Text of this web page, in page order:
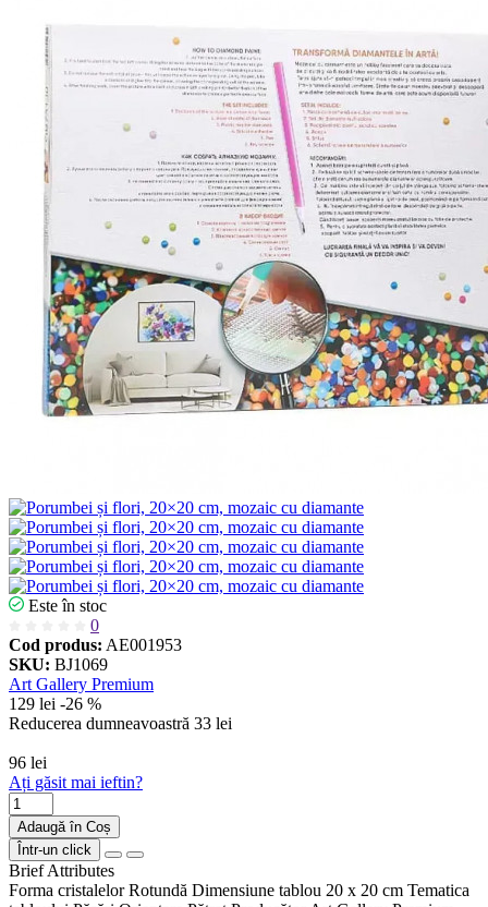
Este în stoc
0
Cod produs: AE001953
SKU: BJ1069
Art Gallery Premium
129 lei -26 %
Reducerea dumneavoastră 33 lei
96 lei
Ați găsit mai ieftin?
Adaugă în Coș
Într-un click
Brief Attributes
Forma cristalelor Rotundă Dimensiune tablou 20 x 20 cm Tematica